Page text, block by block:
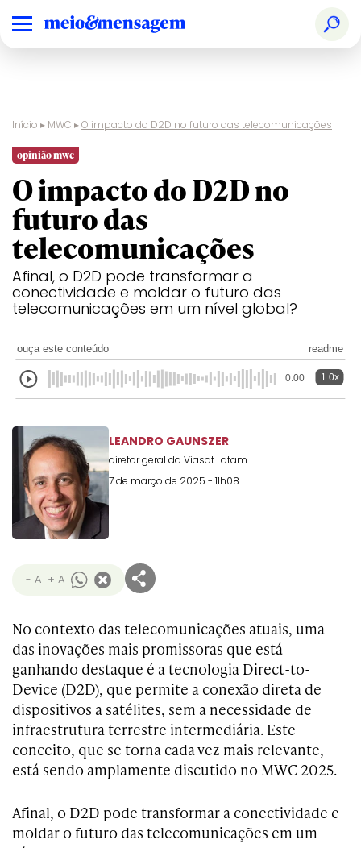
Início ▸ MWC ▸O impacto do D2D no futuro das telecomunicações
opinião mwc
O impacto do D2D no
futuro das
telecomunicações
Afinal, o D2D pode transformar a
conectividade e moldar o futuro das
telecomunicações em um nível global?
ouça este conteúdo readme
0:00 1.0x
LEANDRO GAUNSZER
diretor geral da Viasat Latam
7 de março de 2025 - 11h08
- A + A
No contexto das telecomunicações atuais, uma
das inovações mais promissoras que está
ganhando destaque é a tecnologia Direct-to-
Device (D2D), que permite a conexão direta de
dispositivos a satélites, sem a necessidade de
infraestrutura terrestre intermediária. Este
conceito, que se torna cada vez mais relevante,
está sendo amplamente discutido no MWC 2025.
Afinal, o D2D pode transformar a conectividade e
moldar o futuro das telecomunicações em um